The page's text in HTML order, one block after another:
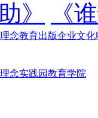
》
《
念教育出版企业文化
念实践园教育学院